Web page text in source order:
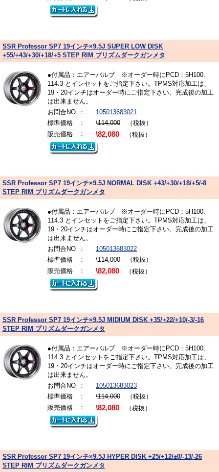
SSR Professor SP7 19インチ×9.5J SUPER LOW DISK
+55/+43/+30/+18/+5 STEP RIM プリズムダークガンメタ
●付属品：エアーバルブ ※オーダー時にPCD：5H100、
114.3 とインセットをご指定下さい。TPMS対応加工は、
19・20インチはオーダー時にご指定下さい。完成後の加工
は出来ません。
お問合NO
：
105013683021
標準価格
： \114,000 （税抜）
販売価格
： \82,080 （税抜）
SSR Professor SP7 19インチ×9.5J NORMAL DISK +43/+30/+18/+5/-8
STEP RIM プリズムダークガンメタ
●付属品：エアーバルブ ※オーダー時にPCD：5H100、
114.3 とインセットをご指定下さい。TPMS対応加工は、
19・20インチはオーダー時にご指定下さい。完成後の加工
は出来ません。
お問合NO
：
105013683022
標準価格
： \114,000 （税抜）
販売価格
： \82,080 （税抜）
SSR Professor SP7 19インチ×9.5J MIDIUM DISK +35/+22/+10/-3/-16
STEP RIM プリズムダークガンメタ
●付属品：エアーバルブ ※オーダー時にPCD：5H100、
114.3 とインセットをご指定下さい。TPMS対応加工は、
19・20インチはオーダー時にご指定下さい。完成後の加工
は出来ません。
お問合NO
：
105013683023
標準価格
： \114,000 （税抜）
販売価格
： \82,080 （税抜）
SSR Professor SP7 19インチ×9.5J HYPER DISK +25/+12/±0/-13/-26
STEP RIM プリズムダークガンメタ